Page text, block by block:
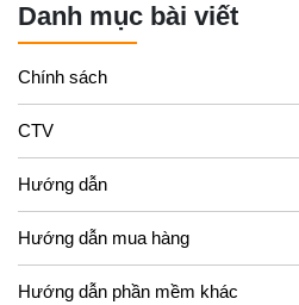
Danh mục bài viết
Chính sách
CTV
Hướng dẫn
Hướng dẫn mua hàng
Hướng dẫn phần mềm khác